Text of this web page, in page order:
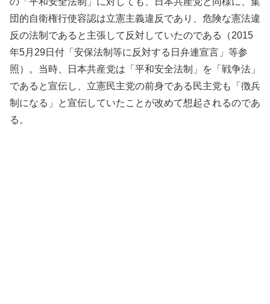
団的自衛権行使容認は立憲主義違反であり、危険な憲法違
反の法制であると主張して反対していたのである（2015
年5月29日付「安保法制等に反対する日弁連宣言」等参
照）。当時、日本共産党は「平和安全法制」を「戦争法」
であると宣伝し、立憲民主党の前身である民主党も「徴兵
制になる」と宣伝していたことが改めて想起されるのであ
る。